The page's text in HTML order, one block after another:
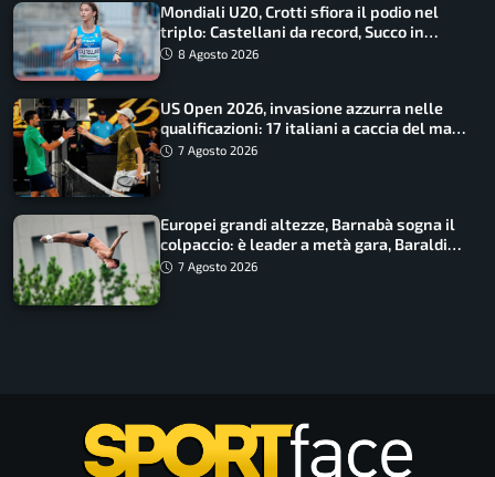
Mondiali U20, Crotti sfiora il podio nel
triplo: Castellani da record, Succo in
finale
8 Agosto 2026
US Open 2026, invasione azzurra nelle
qualificazioni: 17 italiani a caccia del main
draw7 Agosto 2026
Europei grandi altezze, Barnabà sogna il
colpaccio: è leader a metà gara, Baraldi
ancora in corsa
7 Agosto 2026